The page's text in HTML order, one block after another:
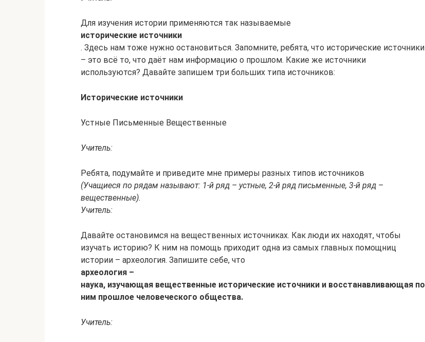
Для изучения истории применяются так называемые
исторические источники
. Здесь нам тоже нужно остановиться. Запомните, ребята, что исторические источники
– это всё то, что даёт нам информацию о прошлом. Какие же источники
используются? Давайте запишем три больших типа источников:
Исторические источники
Устные Письменные Вещественные
Учитель:
Ребята, подумайте и приведите мне примеры разных типов источников
(Учащиеся по рядам называют: 1-й ряд – устные, 2-й ряд письменные, 3-й ряд –
вещественные).
Учитель:
Давайте остановимся на вещественных источниках. Как люди их находят, чтобы
изучать историю? К ним на помощь приходит одна из самых главных помощниц
истории – археология. Запишите себе, что
археология –
наука, изучающая вещественные исторические источники и восстанавливающая по
ним прошлое человеческого общества.
Учитель: